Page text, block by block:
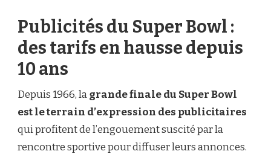
Publicités du Super Bowl :
des tarifs en hausse depuis
10 ans
Depuis 1966, lagrande finale du Super Bowl
est le terrain d’expression des publicitaires
qui profitent de l’engouement suscité par la
rencontre sportive pour diffuser leurs annonces.